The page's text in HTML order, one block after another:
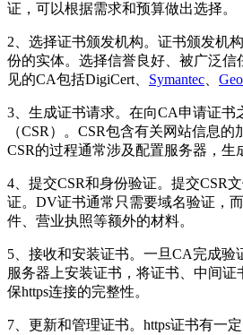
证，可以根据需求和预算做出选择。
2、选择证书颁发机构。证书颁发机
份的实体。选择信誉良好、被广泛
见的CA包括DigiCert、 Symantec
3、生成证书请求。在向CA申请证书
（CSR）。CSR包含有关网站信息
CSR的过程通常涉及配置服务器，生
4、提交CSR和身份验证。提交CSR
证。DV证书通常只需要域名验证，
件、营业执照等额外的材料。
5、接收和安装证书。一旦CA完成
服务器上安装证书，将证书、中间
保https连接的完整性。
7、更新和管理证书。https证书有一